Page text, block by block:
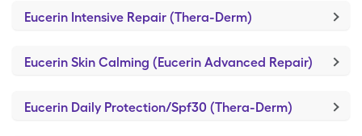
Eucerin Intensive Repair (Thera-Derm)
Eucerin Skin Calming (Eucerin Advanced Repair)
Eucerin Daily Protection/Spf30 (Thera-Derm)